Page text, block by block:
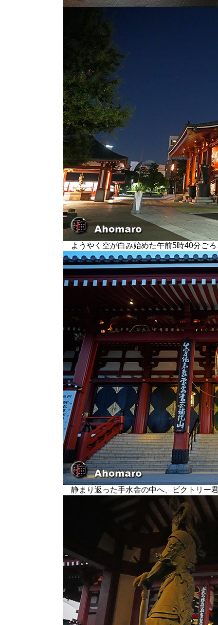
ようやく空が白み始めた午前5時40分ごろ
静まり返った手水舎の中へ、ビクトリー